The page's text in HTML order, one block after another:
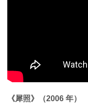
《犀照》（2006 年）